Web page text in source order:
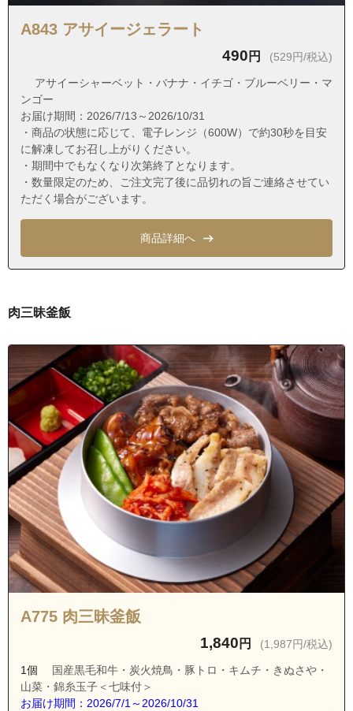
茨城県龍ケ崎市佐貫１丁目
茨城県龍ケ崎市佐貫２丁目
茨城県龍ケ崎市佐貫４丁目
茨城県龍ケ崎市佐貫町
茨城県龍ケ崎市小通幸谷町
茨城県龍ケ崎市稗柄町
茨城県龍ケ崎市若柴町
茨城県龍ケ崎市長山２丁目
茨城県龍ケ崎市長山３丁目
茨城県龍ケ崎市長山５丁目
茨城県龍ケ崎市長山７丁目
茨城県龍ケ崎市長山８丁目
茨城県龍ケ崎市松葉１丁目
茨城県龍ケ崎市松葉２丁目
茨城県龍ケ崎市松葉３丁目
茨城県龍ケ崎市松葉４丁目
茨城県龍ケ崎市松葉５丁目
茨城県龍ケ崎市松葉６丁目
茨城県龍ケ崎市小柴１丁目
茨城県龍ケ崎市小柴２丁目
茨城県龍ケ崎市小柴３丁目
茨城県龍ケ崎市小柴５丁目
茨城県龍ケ崎市稲荷新田町
A843 アサイージェラート
490 円 (529円/税込)
アサイーシャーベット・バナナ・イチゴ・ブルーベリー・マ
ンゴー
お届け期間：2026/7/13～2026/10/31
・商品の状態に応じて、電子レンジ（600W）で約30秒を目安
に解凍してお召し上がりください。
・期間中でもなくなり次第終了となります。
・数量限定のため、ご注文完了後に品切れの旨ご連絡させてい
ただく場合がございます。
商品詳細へ
肉三昧釜飯
A775 肉三昧釜飯
1,840 円 (1,987円/税込)
1個
国産黒毛和牛・炭火焼鳥・豚トロ・キムチ・きぬさや・
山菜・錦糸玉子＜七味付＞
お届け期間：2026/7/1～2026/10/31